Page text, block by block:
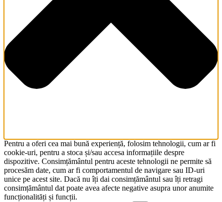
Pentru a oferi cea mai bună experiență, folosim tehnologii, cum ar fi
cookie-uri, pentru a stoca și/sau accesa informațiile despre
dispozitive. Consimțământul pentru aceste tehnologii ne permite să
procesăm date, cum ar fi comportamentul de navigare sau ID-uri
unice pe acest site. Dacă nu îți dai consimțământul sau îți retragi
consimțământul dat poate avea afecte negative asupra unor anumite
funcționalități și funcții.